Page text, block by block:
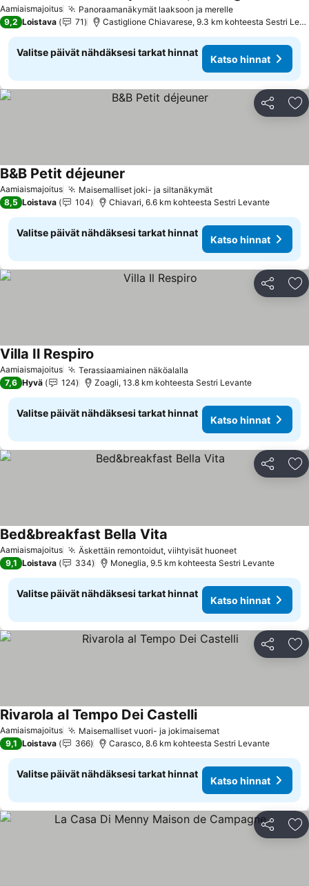
Aamiaismajoitus Panoraamanäkymät laaksoon ja merelleKatso hinnat
Katso hinnat
9,2 Loistava 71 Castiglione Chiavarese, 9.3 km kohteesta Sestri
Valitse päivät nähdäksesi tarkat hinnat
Katso hinnat
Jaa
Aamiaismajoitus Maisemalliset joki- ja siltanäkymätKatso hinnat
B&B Petit déjeuner
8,5 Loistava 104 Chiavari, 6.6 km kohteesta Sestri Levante
Valitse päivät nähdäksesi tarkat hinnat
Katso hinnat
Jaa
Aamiaismajoitus Terassiaamiainen näköalalla
Villa Il Respiro
7,6 Hyvä 124 Zoagli, 13.8 km kohteesta Sestri Levante
Valitse päivät nähdäksesi tarkat hinnat
Katso hinnat
Jaa
Aamiaismajoitus Äskettäin remontoidut, viihtyisät huoneetKatso hinnat
Bed&breakfast Bella Vita
9,1 Loistava 334 Moneglia, 9.5 km kohteesta Sestri Levante
Valitse päivät nähdäksesi tarkat hinnat
Katso hinnat
Jaa
Aamiaismajoitus Maisemalliset vuori- ja jokimaisematKatso hinnat
Rivarola al Tempo Dei CastelliKatso hinnat
9,1 Loistava 366 Carasco, 8.6 km kohteesta Sestri Levante
Valitse päivät nähdäksesi tarkat hinnat
Katso hinnat
Jaa